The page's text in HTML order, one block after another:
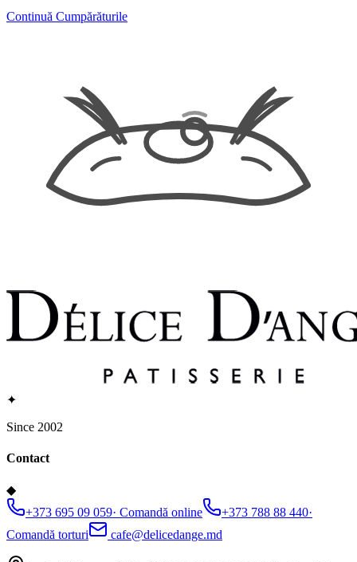
Continuă Cumpărăturile
✦
Since 2002
Contact
◆
+373 695 09 059· Comandă online +373 788 88 440·
Comandă torturi
cafe@delicedange.md